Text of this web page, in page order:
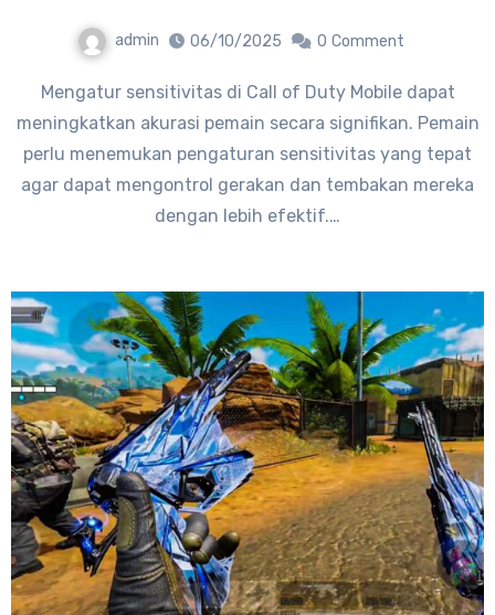
admin 06/10/2025 0 Comment
Mengatur sensitivitas di Call of Duty Mobile dapat
meningkatkan akurasi pemain secara signifikan. Pemain
perlu menemukan pengaturan sensitivitas yang tepat
agar dapat mengontrol gerakan dan tembakan mereka
dengan lebih efektif.…